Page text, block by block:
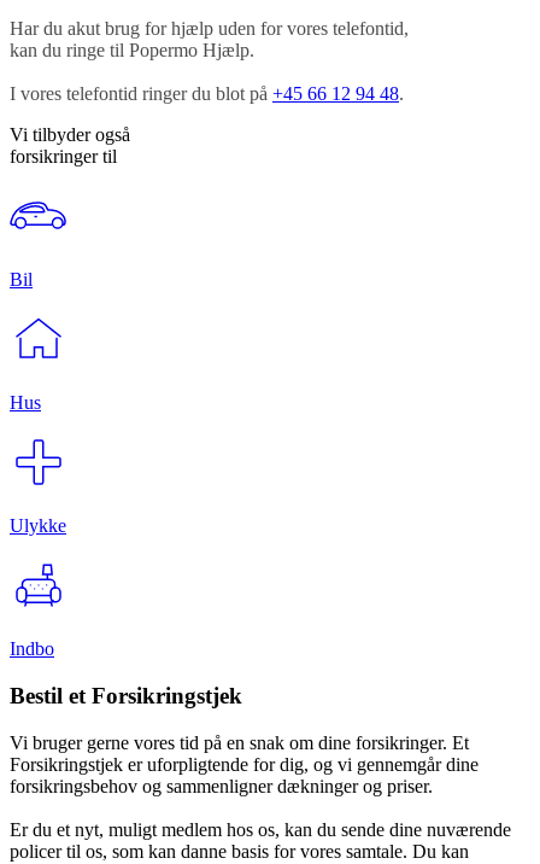
Har du akut brug for hjælp uden for vores telefontid,
kan du ringe til Popermo Hjælp.
I vores telefontid ringer du blot på +45 66 12 94 48.
Vi tilbyder også
forsikringer til
Bil
Hus
Ulykke
Indbo
Bestil et Forsikringstjek
Vi bruger gerne vores tid på en snak om dine forsikringer. Et
Forsikringstjek er uforpligtende for dig, og vi gennemgår dine
forsikringsbehov og sammenligner dækninger og priser.
Er du et nyt, muligt medlem hos os, kan du sende dine nuværende
policer til os, som kan danne basis for vores samtale. Du kan